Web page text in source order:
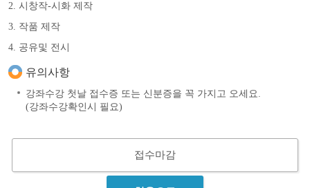
2. 시창작-시화 제작
3. 작품 제작
4. 공유및 전시
유의사항
강좌수강 첫날 접수증 또는 신분증을 꼭 가지고 오세요.
(강좌수강확인시 필요)
접수마감